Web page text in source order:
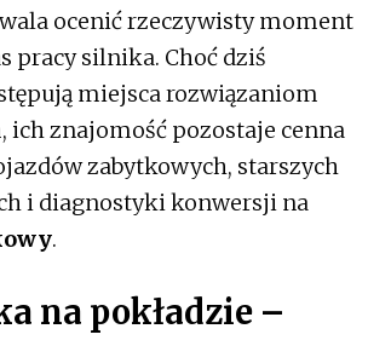
ocenić rzeczywisty moment
pracy silnika. Choć dziś
miejsca rozwiązaniom
ich znajomość pozostaje cenna
zabytkowych, starszych
i diagnostyki konwersji na
.
na pokładzie –